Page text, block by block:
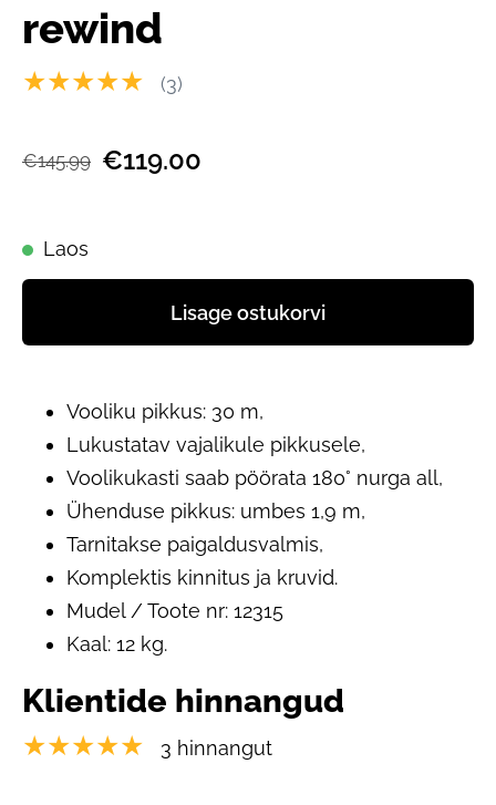
rewind
★★★★★ (3)
€145.99 €119.00
Laos
Lisage ostukorvi
Vooliku pikkus: 30 m,
Lukustatav vajalikule pikkusele,
Voolikukasti saab pöörata 180° nurga all,
Ühenduse pikkus: umbes 1,9 m,
Tarnitakse paigaldusvalmis,
Komplektis kinnitus ja kruvid.
Mudel / Toote nr: 12315
Kaal: 12 kg.
Klientide hinnangud
★★★★★ 3 hinnangut